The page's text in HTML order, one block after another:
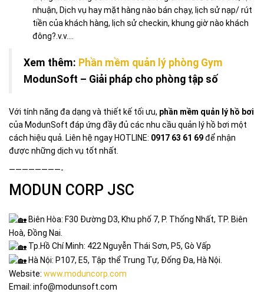
nhuận, Dịch vụ hay mặt hàng nào bán chạy, lịch sử nạp/ rút
tiền của khách hàng, lịch sử checkin, khung giờ nào khách
đông?.v.v….
Xem thêm: Phần mềm quản lý phòng Gym
ModunSoft – Giải pháp cho phòng tập số
Với tính năng đa dạng và thiết kế tối ưu, phần mềm quản lý hồ bơi
của ModunSoft đáp ứng đầy đủ các nhu cầu quản lý hồ bơi một
cách hiệu quả. Liên hệ ngay HOTLINE: 0917 63 61 69để nhận
được những dịch vụ tốt nhất.
————————-
MODUN CORP JSC
Biên Hòa: F30 Đường D3, Khu phố 7, P. Thống Nhất, TP. Biên
Hoà, Đồng Nai.
Tp.Hồ Chí Minh: 422 Nguyễn Thái Sơn, P5, Gò Vấp
Hà Nội: P107, E5, Tập thể Trung Tự, Đống Đa, Hà Nội.
Website: www.moduncorp.com
Email: info@modunsoft.com